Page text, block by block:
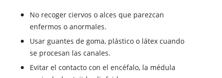
No recoger ciervos o alces que parezcan
enfermos o anormales.
Usar guantes de goma, plástico o látex cuando
se procesan las canales.
Evitar el contacto con el encéfalo, la médula